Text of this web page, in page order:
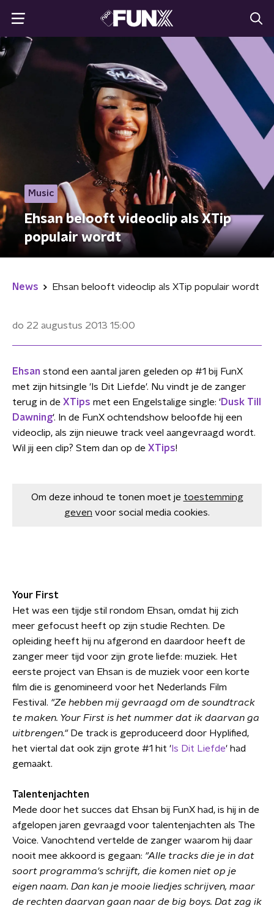
Music
Ehsan belooft videoclip als XTip
populair wordt
News Ehsan belooft videoclip als XTip populair wordt
do 22 augustus 2013 15:00
Ehsan stond een aantal jaren geleden op #1 bij FunX
met zijn hitsingle 'Is Dit Liefde'. Nu vindt je de zanger
terug in de XTips met een Engelstalige single: 'Dusk Till
Dawning'. In de FunX ochtendshow beloofde hij een
videoclip, als zijn nieuwe track veel aangevraagd wordt.
Wil jij een clip? Stem dan op de XTips!
Om deze inhoud te tonen moet je toestemming
geven voor social media cookies.
Your First
Het was een tijdje stil rondom Ehsan, omdat hij zich
meer gefocust heeft op zijn studie Rechten. De
opleiding heeft hij nu afgerond en daardoor heeft de
zanger meer tijd voor zijn grote liefde: muziek. Het
eerste project van Ehsan is de muziek voor een korte
film die is genomineerd voor het Nederlands Film
Festival. "Ze hebben mij gevraagd om de soundtrack
te maken. Your First is het nummer dat ik daarvan ga
uitbrengen."De track is geproduceerd door Hyplified,
het viertal dat ook zijn grote #1 hit ' Is Dit Liefde' had
gemaakt.
Talentenjachten
Mede door het succes dat Ehsan bij FunX had, is hij in de
afgelopen jaren gevraagd voor talentenjachten als The
Voice. Vanochtend vertelde de zanger waarom hij daar
nooit mee akkoord is gegaan: "Alle tracks die je in dat
soort programma's schrijft, die komen niet op je
eigen naam. Dan kan je mooie liedjes schrijven, maar
de rechten daarvan gaan naar de big boys. Dat zag ik